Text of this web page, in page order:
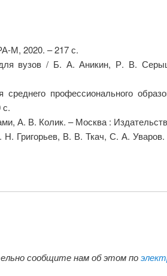
М, 2020. – 217 с.
для вузов / Б. А. Аникин, Р. В.
профессионального
с.
А. В. Колик. – Москва :
Григорьев, В. В. Ткач, С. А.
сообщите нам об этом по